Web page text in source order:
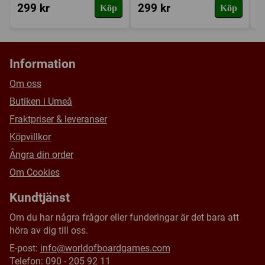
299 kr Köp 299 kr Köp
Information
Om oss
Butiken i Umeå
Fraktpriser & leveranser
Köpvillkor
Ångra din order
Om Cookies
Kundtjänst
Om du har några frågor eller funderingar är det bara att
höra av dig till oss.
E-post: info@worldofboardgames.com
Telefon: 090 - 205 92 11